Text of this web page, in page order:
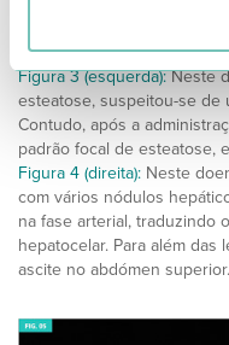
Figura 3 (esquerda):Neste
esteatose, suspeitou-se de
Contudo, após a
padrão focal de esteatose,
Figura 4 (direita): Neste
com vários nódulos
na fase arterial, traduzindo
hepatocelar. Para além das
ascite no abdómen superior.